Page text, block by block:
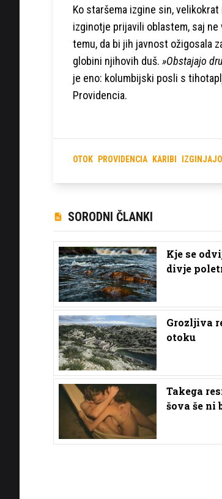
Ko staršema izgine sin,
izginotje prijavili oblastem, saj
temu, da bi jih javnost ožigosala
globini njihovih duš. »Obstajajo
je eno: kolumbijski posli s
Providencia.
OTOK PROVIDENCIA KARIBI IZGINJAJO
SORODNI ČLANKI
Kje se
divje
Grozljiva
otoku
Takega
šova še ni